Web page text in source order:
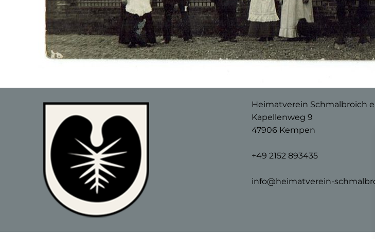
Heimatverein Schmalbroich
Kapellenweg 9
47906 Kempen
+49 2152 893435
info@heimatverein-